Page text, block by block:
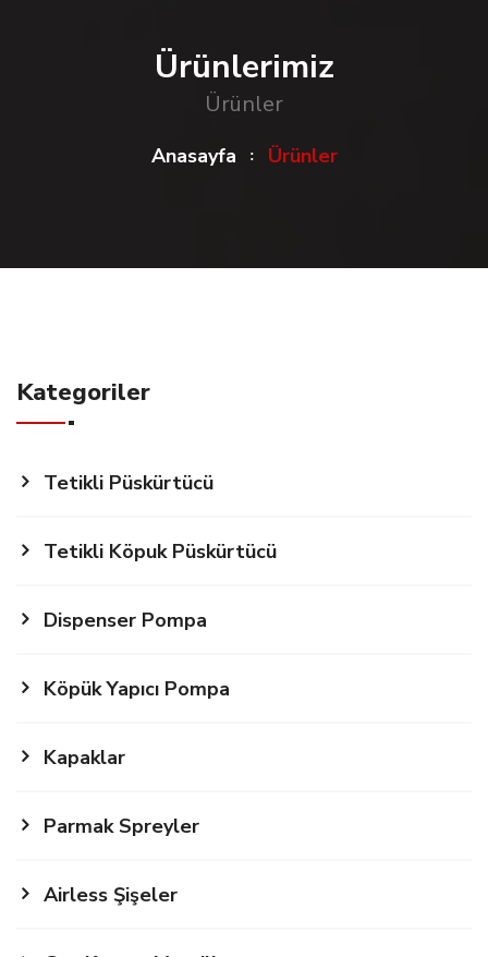
Ürünlerimiz
Ürünler
Anasayfa Ürünler
Kategoriler
Tetikli Püskürtücü
Tetikli Köpuk Püskürtücü
Dispenser Pompa
Köpük Yapıcı Pompa
Kapaklar
Parmak Spreyler
Airless Şişeler